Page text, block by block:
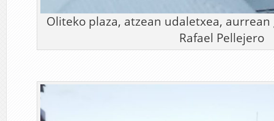
Oliteko plaza, atzean udaletxea,
Rafael Pellejero